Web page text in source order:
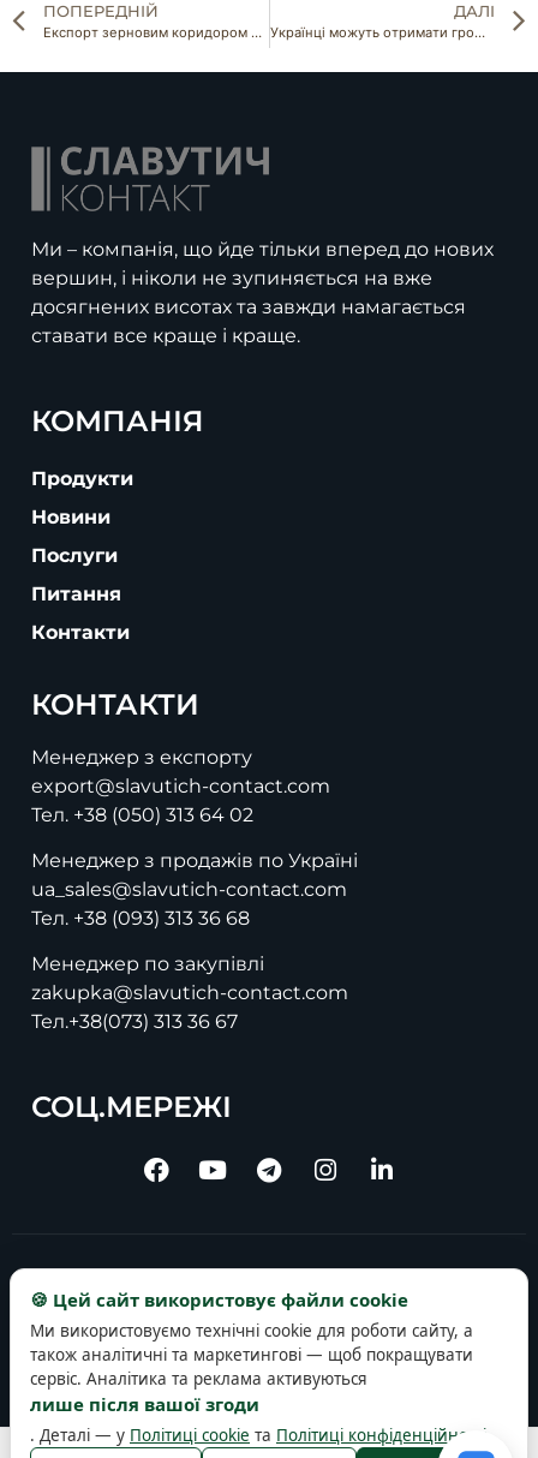
ПОПЕРЕДНІЙ
Експорт зерновим коридором залишається критично низьким
ДАЛІ
Українці можуть отримати грошову допомогу 6600 грн: деталі
Ми – компанія, що йде тільки вперед до нових
вершин, і ніколи не зупиняється на вже
досягнених висотах та завжди намагається
ставати все краще і краще.
КОМПАНІЯ
Продукти
Новини
Послуги
Питання
Контакти
КОНТАКТИ
Менеджер з експорту
export@slavutich-contact.com
Тел. +38 (050) 313 64 02
Менеджер з продажів по Україні
ua_sales@slavutich-contact.com
Тел. +38 (093) 313 36 68
Менеджер по закупівлі
zakupka@slavutich-contact.com
Тел.+38(073) 313 36 67
СОЦ.МЕРЕЖІ
🍪 Цей сайт використовує файли cookie
Ми використовуємо технічні cookie для роботи сайту, а
також аналітичні та маркетингові — щоб покращувати
сервіс. Аналітика та реклама активуються
лише після вашої згоди
. Деталі — у Політиці cookie та Політиці конфіденційності